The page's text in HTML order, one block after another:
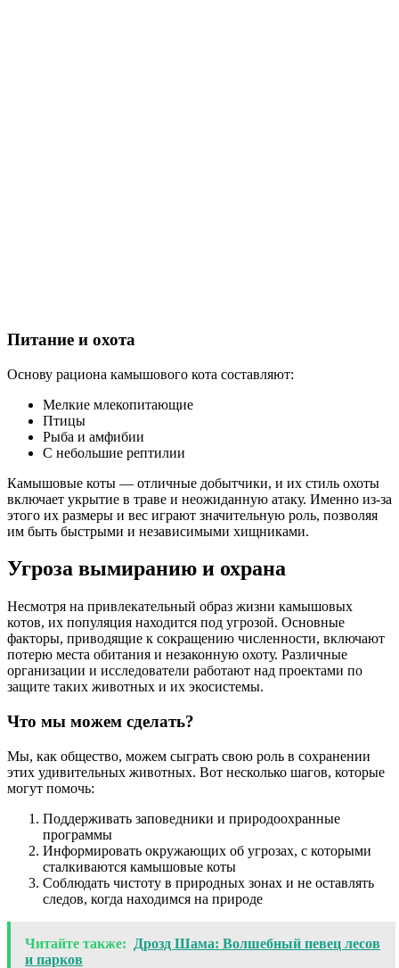
Питание и охота
Основу рациона камышового кота составляют:
Мелкие млекопитающие
Птицы
Рыба и амфибии
С небольшие рептилии
Камышовые коты — отличные добытчики, и их стиль охоты
включает укрытие в траве и неожиданную атаку. Именно из-за
этого их размеры и вес играют значительную роль, позволяя
им быть быстрыми и независимыми хищниками.
Угроза вымиранию и охрана
Несмотря на привлекательный образ жизни камышовых
котов, их популяция находится под угрозой. Основные
факторы, приводящие к сокращению численности, включают
потерю места обитания и незаконную охоту. Различные
организации и исследователи работают над проектами по
защите таких животных и их экосистемы.
Что мы можем сделать?
Мы, как общество, можем сыграть свою роль в сохранении
этих удивительных животных. Вот несколько шагов, которые
могут помочь:
Поддерживать заповедники и природоохранные
программы
Информировать окружающих об угрозах, с которыми
сталкиваются камышовые коты
Соблюдать чистоту в природных зонах и не оставлять
следов, когда находимся на природе
Читайте также:
Дрозд Шама: Волшебный певец лесов
и парков